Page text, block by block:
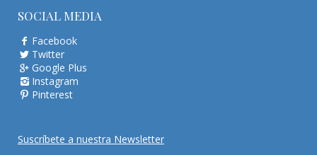
SOCIAL MEDIA
Facebook
Twitter
Google Plus
Instagram
Pinterest
Suscríbete a nuestra Newsletter